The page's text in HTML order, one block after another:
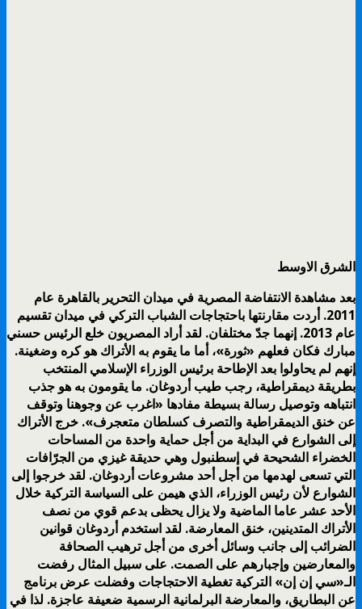
الشرق الاوسط
بعد مشاهدة الانتفاضة المصرية في ميدان التحرير بالقاهرة عام
2011. أردت مقارنتها باحتجاجات الشباب التركي في ميدان تقسيم
عام 2013. إنهما جدّ مختلفان. لقد أراد المصريون خلع الرئيس حسني
مبارك فكان فعلهم «ثورة»، أما ما يقوم به الأتراك هو كره وضغينة.
إنهم لم يحاولوا بعد الإطاحة برئيس الوزراء الإسلامي المنتخب
بطريقة ديمقراطية، رجب طيب أردوغان. ما يقومون به هو جذب
انتباهه وتوصيل رسالة بسيطة مفادها «اغرب عن وجوهنا وتوقف
عن خنق الديمقراطية والتصرف كسلطان متعجرف». خرج الأتراك
إلى الشوارع في البداية من أجل حماية واحدة من المساحات
الخضراء الشحيحة في إسطنبول وهي حديقة غيزي من الجرّافات
التي تسعى لهدمها من أجل أحد مشروعات أردوغان. لقد خرجوا إلى
الشوارع لأن رئيس الوزراء، الذي هيمن على السياسة التركية خلال
الأحد عشر عاما الماضية ولا يزال يحظى بدعم قوي من نصف
الأتراك المتدينين، خنق المعارضة. لقد استخدم أردوغان قوانين
الضرائب إلى جانب وسائل أخرى من أجل ترهيب الصحافة
والمعارضين وإجبارهم على الصمت. على سبيل المثال رفضت
الـ«سي إن إن» التركية تغطية الاحتجاجات وفضلت عرض برنامج
عن البطاريق، والمعارضة البرلمانية الرسمية ضعيفة عاجزة. لذا في